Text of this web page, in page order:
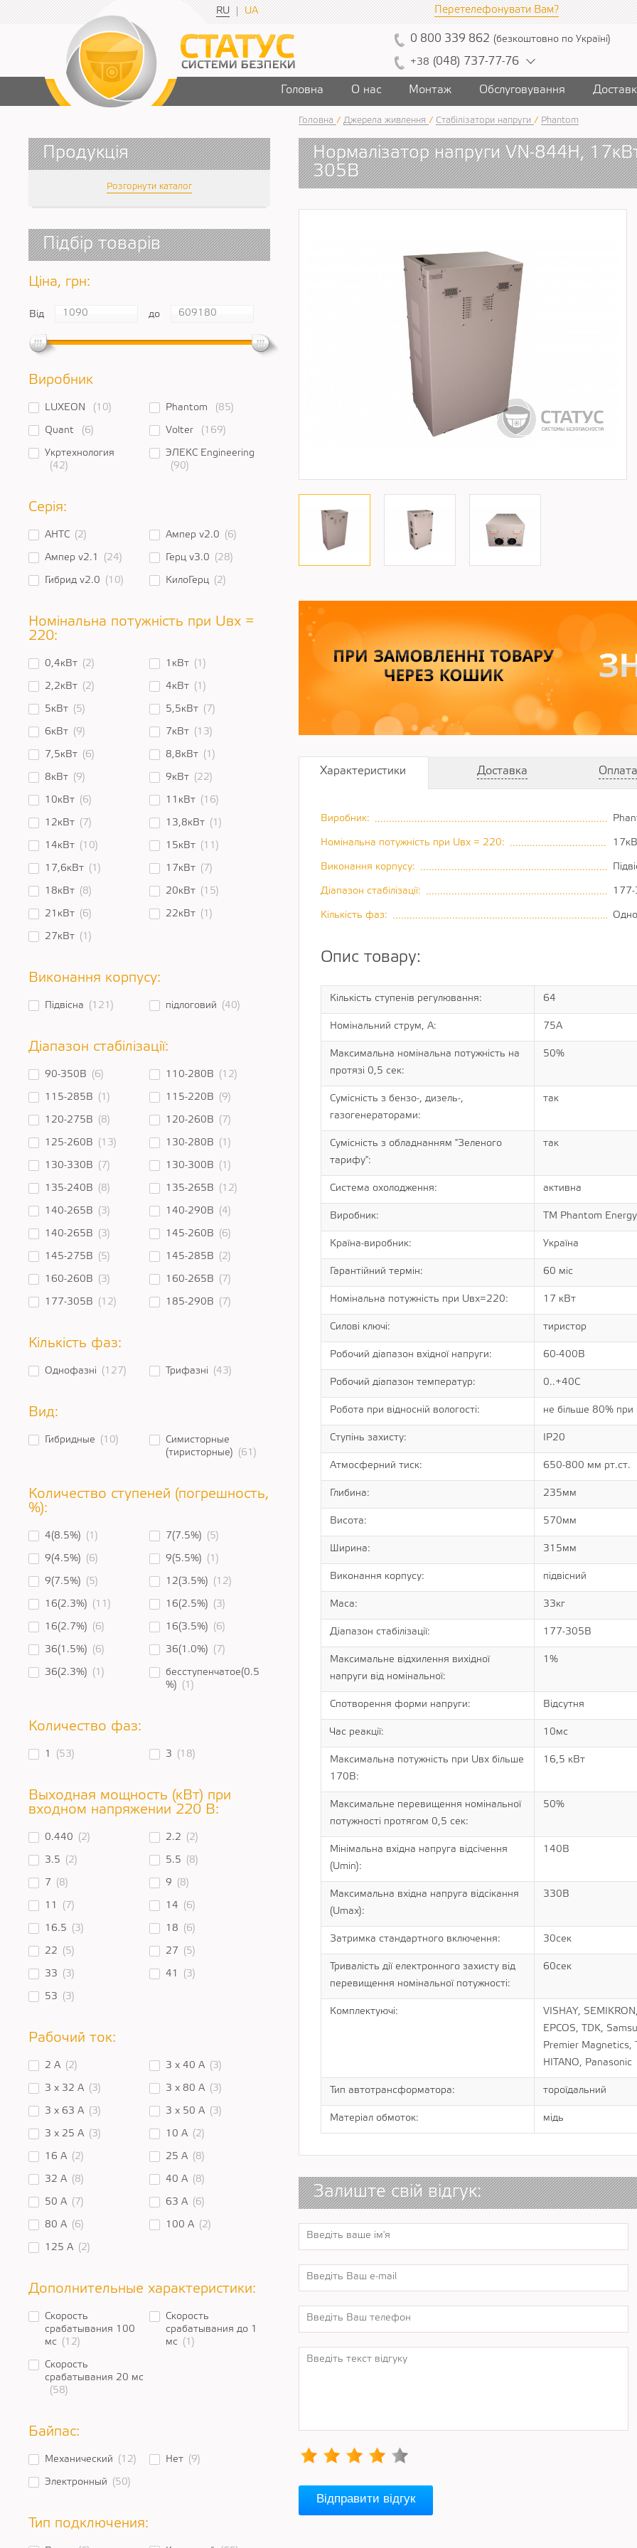
RU UA Перетелефонувати Вам?
0 800 339 862 (безкоштовно по Україні)
+38 (048) 737-7 7-76
Головна О нас Монтаж Обслуговування
Продукція
Розгорнути каталог
Підбір товарів
Ціна, грн:
Від до
Виробник
LUXEON (10) Phantom (85)
Quant (6) Volter (169)
Укртехнология
(42)
ЭЛЕКС Engineering
(90)
Серія:
АНТС (2) Ампер v2.0 (6)
Ампер v2.1 (24) Герц v3.0 (28)
Гибрид v2.0 (10) КилоГерц (2)
Номінальна потужність при Uвх =
220:
0,4кВт (2) 1кВт (1)
2,2кВт (2) 4кВт (1)
5кВт (5) 5,5кВт (7)
6кВт (9) 7кВт (13)
7,5кВт (6) 8,8кВт (1)
8кВт (9) 9кВт (22)
10кВт (6) 11кВт (16)
12кВт (7) 13,8кВт (1)
14кВт (10) 15кВт (11)
17,6кВт (1) 17кВт (7)
18кВт (8) 20кВт (15)
21кВт (6) 22кВт (1)
27кВт (1)
Виконання корпусу:
Підвісна (121) підлоговий (40)
Діапазон стабілізації:
90-350В (6) 110-280В (12)
115-285В (1) 115-220В (9)
120-275В (8) 120-260В (7)
125-260В (13) 130-280В (1)
130-330В (7) 130-300В (1)
135-240В (8) 135-265В (12)
140-265В (3) 140-290В (4)
140-265В (3) 145-260В (6)
145-275В (5) 145-285В (2)
160-260В (3) 160-265В (7)
177-305В (12) 185-290В (7)
Кількість фаз:
Однофазні (127) Трифазні (43)
Вид:
Гибридные (10)
Симисторные
(тиристорные)
(61)
Количество ступеней (погрешность,
%):
4(8.5%) (1) 7(7.5%) (5)
9(4.5%) (6) 9(5.5%) (1)
9(7.5%) (5) 12(3.5%) (12)
16(2.3%) (11) 16(2.5%) (3)
16(2.7%) (6) 16(3.5%) (6)
36(1.5%) (6) 36(1.0%) (7)
36(2.3%) (1)
бесступенчатое(0.5
%)
(1)
Количество фаз:
1 (53) 3 (18)
Выходная мощность (кВт) при
входном напряжении 220 В:
0.440 (2) 2.2 (2)
3.5 (2) 5.5 (8)
7 (8) 9 (8)
11 (7) 14 (6)
16.5 (3) 18 (6)
22 (5) 27 (5)
33 (3) 41 (3)
53 (3)
Рабочий ток:
2 А (2) 3 x 40 A (3)
3 x 32 A (3) 3 x 80 A (3)
3 x 63 A (3) 3 x 50 A (3)
3 x 25 A (3) 10 A (2)
16 A (2) 25 A (8)
32 A (8) 40 A (8)
50 A (7) 63 A (6)
80 A (6) 100 А (2)
125 A (2)
Дополнительные характеристики:
Скорость
срабатывания 100
мс
(12)
Скорость
срабатывания до 1
мс
(1)
Скорость
срабатывания 20 мс
(58)
Байпас:
Механический (12) Нет (9)
Электронный (50)
Тип подключения:
Головна / Джерела живлення / Стабілізатори напруги / Phantom
Нормалізатор напруги VN-844H,
305В
Характеристики Доставка Оплата
Виробник:
Номінальна потужність при Uвх = 220:
Виконання корпусу:
Діапазон стабілізації:
Кількість фаз:
Опис товару:
Кількість ступенів регулювання: 64
Номінальний струм, А: 75А
Максимальна номінальна потужність на
протязі 0,5 сек:
50%
Сумісність з бензо-, дизель-,
газогенераторами:
так
Сумісність з обладнанням "Зеленого
тарифу":
так
Система охолодження: активна
Виробник: ТМ Phantom
Країна-виробник: Україна
Гарантійний термін: 60 міс
Номінальна потужність при Uвх=220: 17 кВт
Силові ключі: тиристор
Робочий діапазон вхідної напруги: 60-400В
Робочий діапазон температур: 0..+40С
Робота при відносній вологості: не більше 80% при
Ступінь захисту: IP20
Атмосферний тиск: 650-800 мм рт.ст.
Глибина: 235мм
Висота: 570мм
Ширина: 315мм
Виконання корпусу: підвісний
Маса: 33кг
Діапазон стабілізації: 177-305В
Максимальне відхилення вихідної
напруги від номінальної:
1%
Спотворення форми напруги: Відсутня
Час реакції: 10мс
Максимальна потужність при Uвх більше
170В:
16,5 кВт
Максимальне перевищення номінальної
потужності протягом 0,5 сек:
50%
Мінімальна вхідна напруга відсічення
(Umin):
140В
Максимальна вхідна напруга відсікання
(Umax):
330В
Затримка стандартного включення: 30сек
Тривалість дії електронного захисту від
перевищення номінальної потужності:
60сек
Комплектуючі:
VISHAY,
EPCOS, TDK,
Premier Magnetics,
HITANO, Panasonic
Тип автотрансформатора: тороїдальний
Матеріал обмоток: мідь
Залиште свій відгук:
Відправити відгук